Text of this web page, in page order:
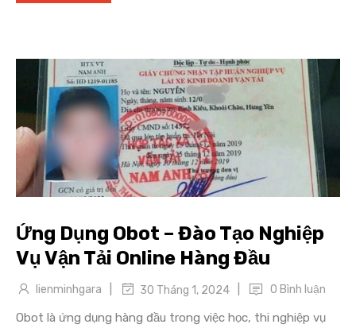
Ứng Dụng Obot – Đào Tạo Nghiệp
Vụ Vận Tải Online Hàng Đầu
lienminhgara 30 Tháng 1, 2024 0 Bình luận
Obot là ứng dụng hàng đầu trong việc học, thi nghiệp vụ